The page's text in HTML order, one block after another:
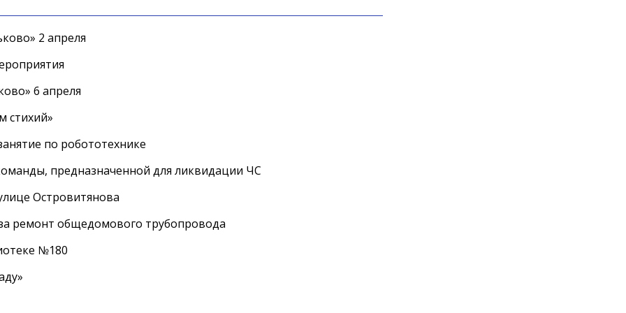
2 апреля
6 апреля
стихий»
по робототехнике
предназначенной для ликвидации ЧС
Островитянова
ремонт общедомового трубопровода
№180